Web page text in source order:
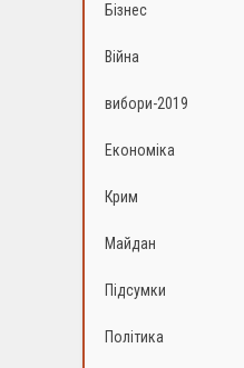
Бізнес
Війна
вибори-2019
Економіка
Крим
Майдан
Підсумки
Політика